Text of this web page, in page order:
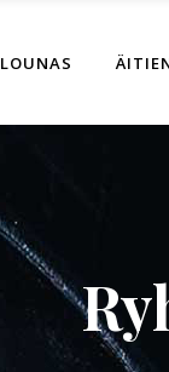
LOUNAS